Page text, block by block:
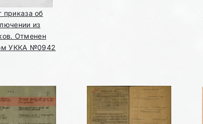
приказа об
из
Отменен
УККА №0942